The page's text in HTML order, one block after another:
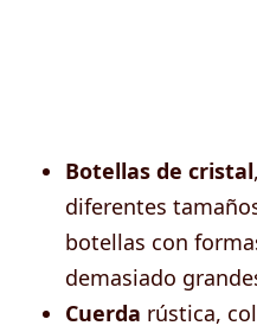
Botellas de cristal
diferentes
botellas con
demasiado
Cuerda rústica,